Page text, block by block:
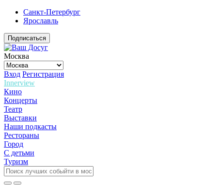
Санкт-Петербург
Ярославль
Подписаться
Москва
Вход Регистрация
Innerview
Кино
Концерты
Театр
Выставки
Наши подкасты
Рестораны
Город
С детьми
Туризм